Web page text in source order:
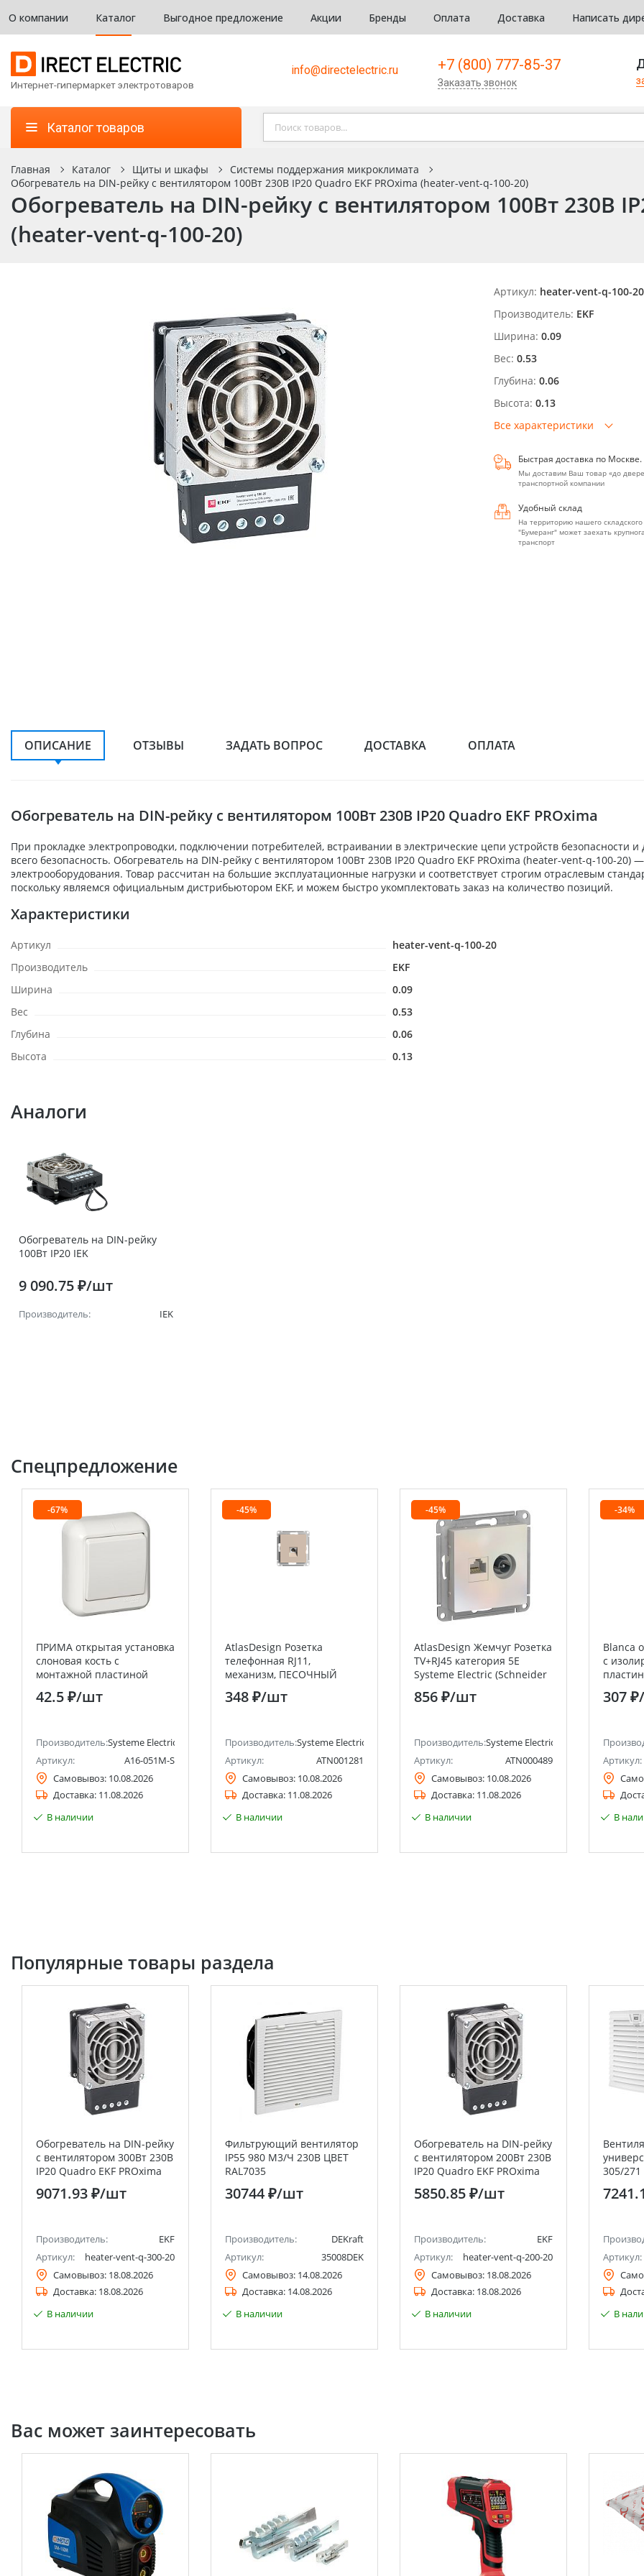
О компании Каталог Выгодное предложение Акции Бренды Оплата Доставка Написать
Интернет-гипермаркет электротоваров
info@directelectric.ru +7 (800) 777-85-37
Заказать звонок
Каталог товаров
Главная Каталог Щиты и шкафы
Системы поддержания микроклимата
Обогреватель на DIN-рейку с вентилятором 100Вт 230В IP20 Quadro EKF PROxima (heater-vent-q-100-20)
Обогреватель на DIN-рейку с вентилятором 100Вт 230В
(heater-vent-q-100-20)
Артикул: heater-vent-q-100-20
Производитель: EKF
Ширина: 0.09
Вес: 0.53
Глубина: 0.06
Высота: 0.13
Все характеристики
Быстрая доставка по Москве.
Мы доставим Ваш товар «до
транспортной компании
Удобный склад
На территорию нашего
"Бумеранг" может заехать
транспорт
ОПИСАНИЕ ОТЗЫВЫ ЗАДАТЬ ВОПРОС ДОСТАВКА ОПЛАТА
Обогреватель на DIN-рейку с вентилятором 100Вт 230В IP20 Quadro EKF PROxima
При прокладке электропроводки, подключении потребителей, встраивании в электрические цепи устройств
всего безопасность. Обогреватель на DIN-рейку с вентилятором 100Вт 230В IP20 Quadro EKF PROxima (heater-vent-q-100-
электрооборудования. Товар рассчитан на большие эксплуатационные нагрузки и соответствует строгим отраслевым
поскольку являемся официальным дистрибьютором EKF, и можем быстро укомплектовать заказ на количество позиций.
Характеристики
Артикул
heater-vent-q-100-20
Производитель
EKF
Ширина
0.09
Вес
0.53
Глубина
0.06
Высота
0.13
Аналоги
Обогреватель на DIN-рейку
100Вт IP20 IEK
9 090.75 ₽/шт
Производитель: IEK
Спецпредложение
Schneider Electric)
-67%
ПРИМА открытая установка
слоновая кость с
монтажной пластиной
Выключатель 1 клавишный
6А (оптовая упаковка)
42.5 ₽/шт
Производитель:Systeme Electric (ранее Schneider Electric)
Артикул:
A16-051M-S
Самовывоз: 10.08.2026
Доставка: 11.08.2026
В наличии
-45%
AtlasDesign Розетка
телефонная RJ11,
механизм, ПЕСОЧНЫЙ
Systeme Electric (Schneider
Electric)
348 ₽/шт
Производитель:Systeme Electric (ранее Schneider Electric)
Артикул:
ATN001281
Самовывоз: 10.08.2026
Доставка: 11.08.2026
В наличии
-45%
AtlasDesign Жемчуг Розетка
TV+RJ45 категория 5E
Systeme Electric (Schneider
Electric)
856 ₽/шт
Производитель:Systeme Electric (ранее Schneider
Артикул:
ATN000489
Самовывоз: 10.08.2026
Доставка: 11.08.2026
В наличии
-34%
Blanca
с
307 ₽
Артикул:
В
Популярные товары раздела
Обогреватель на DIN-рейку
с вентилятором 300Вт 230В
IP20 Quadro EKF PROxima
9071.93 ₽/шт
Производитель:
EKF
Артикул:
heater-vent-q-300-20
Самовывоз: 18.08.2026
Доставка: 18.08.2026
В наличии
Фильтрующий вентилятор
IP55 980 M3/Ч 230В ЦВЕТ
RAL7035
30744 ₽/шт
Производитель:
DEKraft
Артикул:
35008DEK
Самовывоз: 14.08.2026
Доставка: 14.08.2026
В наличии
Обогреватель на DIN-рейку
с вентилятором 200Вт 230В
IP20 Quadro EKF PROxima
5850.85 ₽/шт
Производитель:
EKF
Артикул:
heater-vent-q-200-20
Самовывоз: 18.08.2026
Доставка: 18.08.2026
В наличии
305/
Артикул:
В
Вас может заинтересовать